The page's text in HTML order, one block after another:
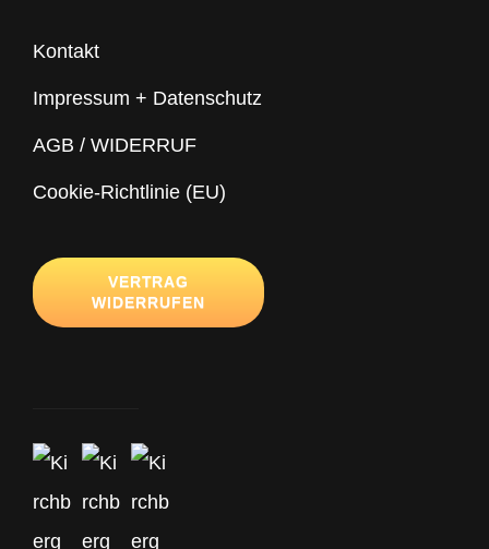
Kontakt
Impressum + Datenschutz
AGB / WIDERRUF
Cookie-Richtlinie (EU)
VERTRAG
WIDERRUFEN